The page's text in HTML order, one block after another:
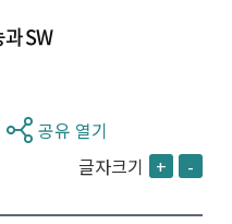
SW
공유 열기
글자크기 + -